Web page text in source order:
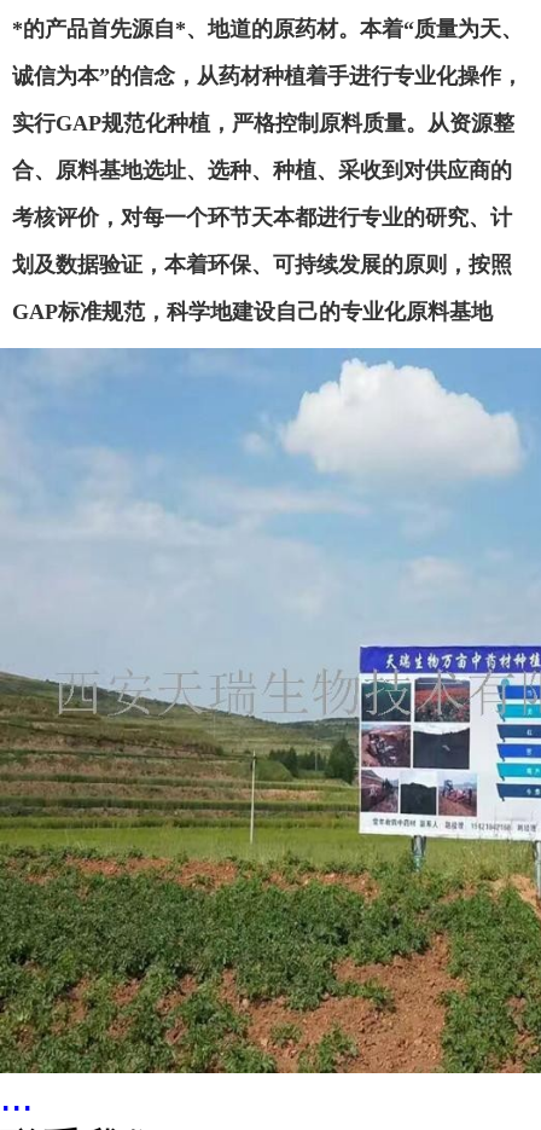
*的产品首先源自*、地道的原药材。本着“质量为天、
诚信为本”的信念，从药材种植着手进行专业化操作，
实行GAP规范化种植，严格控制原料质量。从资源整
合、原料基地选址、选种、种植、采收到对供应商的
考核评价，对每一个环节天本都进行专业的研究、计
划及数据验证，本着环保、可持续发展的原则，按照
GAP标准规范，科学地建设自己的专业化原料基地
...